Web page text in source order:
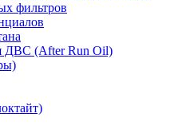
фильтров
ДВС (After Run Oil)